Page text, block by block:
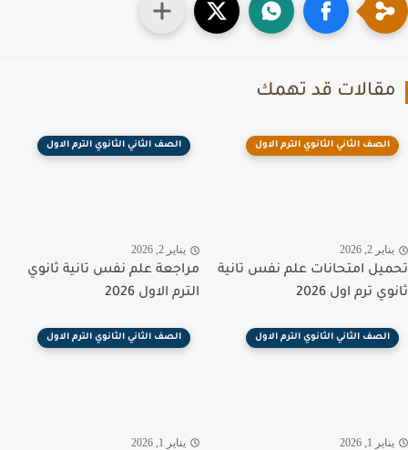
قد تهمك
الصف الثاني الثانوي الترم الاول
2, 2026
امتحانات علم نفس تانية
ترم اول 2026
الصف الثاني الثانوي الترم الاول
يناير 2, 2026
مراجعة علم نفس تانية ثانوي
الترم الاول 2026
الصف الثاني الثانوي الترم الاول
1, 2026
الصف الثاني الثانوي الترم الاول
يناير 1, 2026